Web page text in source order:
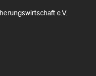
e.V.